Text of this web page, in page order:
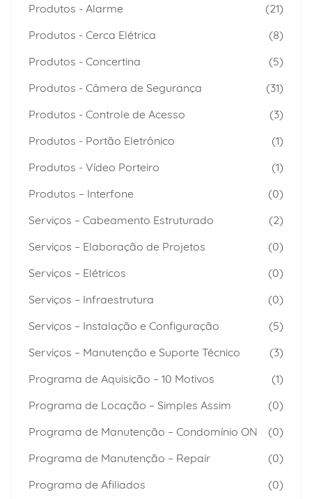
Produtos - Alarme
(21)
Produtos - Cerca Elétrica
(8)
Produtos - Concertina
(5)
Produtos - Câmera de Segurança
(31)
Produtos - Controle de Acesso
(3)
Produtos - Portão Eletrônico
(1)
Produtos - Vídeo Porteiro
(1)
Produtos – Interfone
(0)
Serviços – Cabeamento Estruturado
(2)
Serviços – Elaboração de Projetos
(0)
Serviços – Elétricos
(0)
Serviços – Infraestrutura
(0)
Serviços – Instalação e Configuração
(5)
Serviços – Manutenção e Suporte Técnico
(3)
Programa de Aquisição – 10 Motivos
(1)
Programa de Locação – Simples Assim
(0)
Programa de Manutenção – Condomínio ON
(0)
Programa de Manutenção – Repair
(0)
Programa de Afiliados
(0)